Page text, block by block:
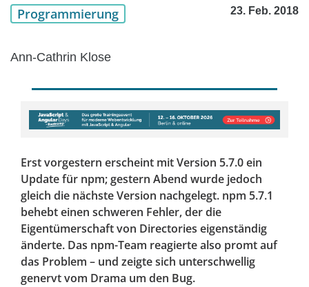
Programmierung 23. Feb. 2018
Ann-Cathrin Klose
Erst vorgestern erscheint mit Version 5.7.0 ein
Update für npm; gestern Abend wurde jedoch
gleich die nächste Version nachgelegt. npm 5.7.1
behebt einen schweren Fehler, der die
Eigentümerschaft von Directories eigenständig
änderte. Das npm-Team reagierte also promt auf
das Problem – und zeigte sich unterschwellig
genervt vom Drama um den Bug.